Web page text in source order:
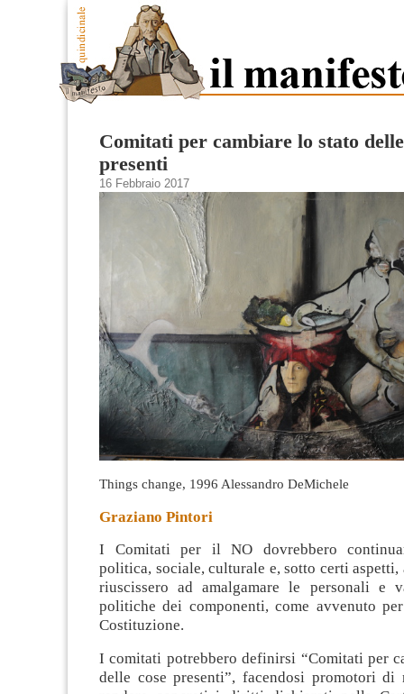
Comitati per cambiare lo stato
presenti
16 Febbraio 2017
Things change, 1996 Alessandro DeMichele
Graziano Pintori
I Comitati per il NO dovrebbero
politica, sociale, culturale e, sotto certi aspetti,
riuscissero ad amalgamare le personali e
politiche dei componenti, come avvenuto
Costituzione.
I comitati potrebbero definirsi “Comitati per
delle cose presenti”, facendosi promotori di